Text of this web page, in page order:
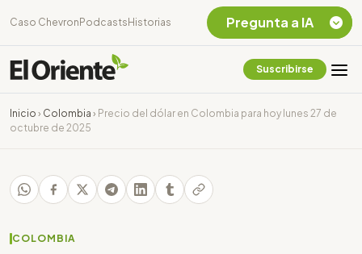
Caso Chevron Podcasts Historias
Suscribirse
Inicio › Colombia › Precio del dólar en Colombia para hoy lunes 27 de
octubre de 2025
COLOMBIA
Pregunta a IA
Chevron Ecuador